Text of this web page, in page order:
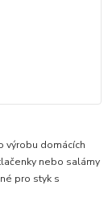
výrobu domácích
nebo salámy
pro styk s